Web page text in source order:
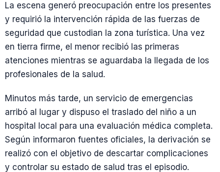
La escena generó preocupación entre los presentes
y requirió la intervención rápida de las fuerzas de
seguridad que custodian la zona turística. Una vez
en tierra firme, el menor recibió las primeras
atenciones mientras se aguardaba la llegada de los
profesionales de la salud.
Minutos más tarde, un servicio de emergencias
arribó al lugar y dispuso el traslado del niño a un
hospital local para una evaluación médica completa.
Según informaron fuentes oficiales, la derivación se
realizó con el objetivo de descartar complicaciones
y controlar su estado de salud tras el episodio.